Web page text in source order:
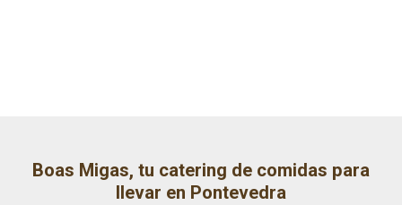
Boas Migas, tu catering de comidas para
llevar en Pontevedra